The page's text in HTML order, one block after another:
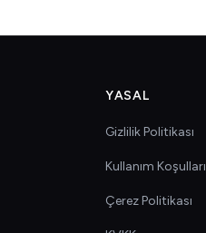
YASAL
Gizlilik Politikası
Kullanım Koşulları
Çerez Politikası